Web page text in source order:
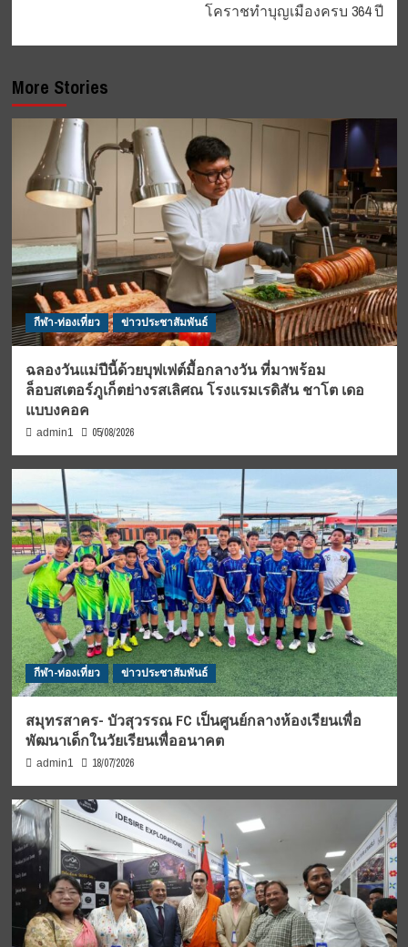
โคราชทำบุญเมืองครบ 364 ปี
More Stories
กีฬา-ท่องเที่ยว ข่าวประชาสัมพันธ์
ฉลองวันแม่ปีนี้ด้วยบุฟเฟต์มื้อกลางวัน ที่มาพร้อม
ล็อบสเตอร์ภูเก็ตย่างรสเลิศณ โรงแรมเรดิสัน ชาโต เดอ
แบบงคอค
admin1 05/08/2026
กีฬา-ท่องเที่ยว ข่าวประชาสัมพันธ์
สมุทรสาคร- บัวสุวรรณ FC เป็นศูนย์กลางห้องเรียนเพื่อ
พัฒนาเด็กในวัยเรียนเพื่ออนาคต
admin1 18/07/2026